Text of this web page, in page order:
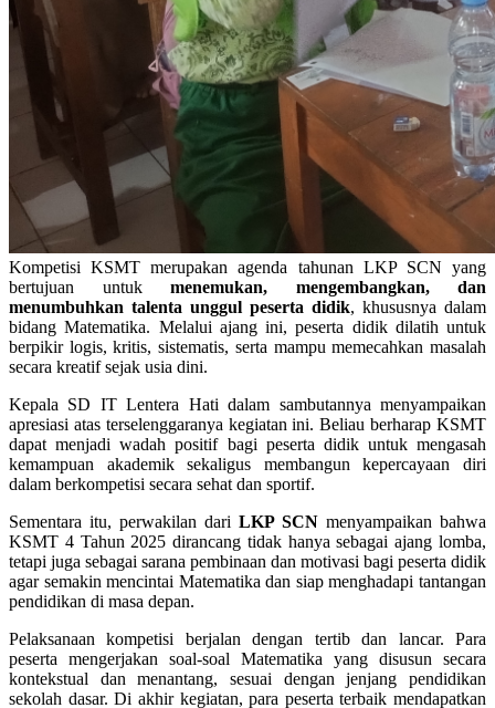
Kompetisi KSMT merupakan agenda tahunan LKP SCN yang
bertujuan untuk menemukan, mengembangkan, dan
menumbuhkan talenta unggul peserta didik, khususnya dalam
bidang Matematika. Melalui ajang ini, peserta didik dilatih untuk
berpikir logis, kritis, sistematis, serta mampu memecahkan masalah
secara kreatif sejak usia dini.
Kepala SD IT Lentera Hati dalam sambutannya menyampaikan
apresiasi atas terselenggaranya kegiatan ini. Beliau berharap KSMT
dapat menjadi wadah positif bagi peserta didik untuk mengasah
kemampuan akademik sekaligus membangun kepercayaan diri
dalam berkompetisi secara sehat dan sportif.
Sementara itu, perwakilan dari LKP SCN menyampaikan bahwa
KSMT 4 Tahun 2025 dirancang tidak hanya sebagai ajang lomba,
tetapi juga sebagai sarana pembinaan dan motivasi bagi peserta didik
agar semakin mencintai Matematika dan siap menghadapi tantangan
pendidikan di masa depan.
Pelaksanaan kompetisi berjalan dengan tertib dan lancar. Para
peserta mengerjakan soal-soal Matematika yang disusun secara
kontekstual dan menantang, sesuai dengan jenjang pendidikan
sekolah dasar. Di akhir kegiatan, para peserta terbaik mendapatkan